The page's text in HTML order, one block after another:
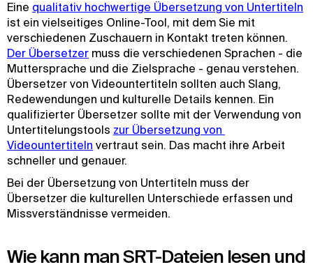
Eine qualitativ hochwertige Übersetzung von Untertiteln
ist ein vielseitiges Online-Tool, mit dem Sie mit
verschiedenen Zuschauern in Kontakt treten können.
Der Übersetzer muss die verschiedenen Sprachen - die
Muttersprache und die Zielsprache - genau verstehen.
Übersetzer von Videountertiteln sollten auch Slang,
Redewendungen und kulturelle Details kennen. Ein
qualifizierter Übersetzer sollte mit der Verwendung von
Untertitelungstools zur Übersetzung von
Videountertiteln vertraut sein. Das macht ihre Arbeit
schneller und genauer.
Bei der Übersetzung von Untertiteln muss der
Übersetzer die kulturellen Unterschiede erfassen und
Missverständnisse vermeiden.
Wie kann man SRT-Dateien lesen und